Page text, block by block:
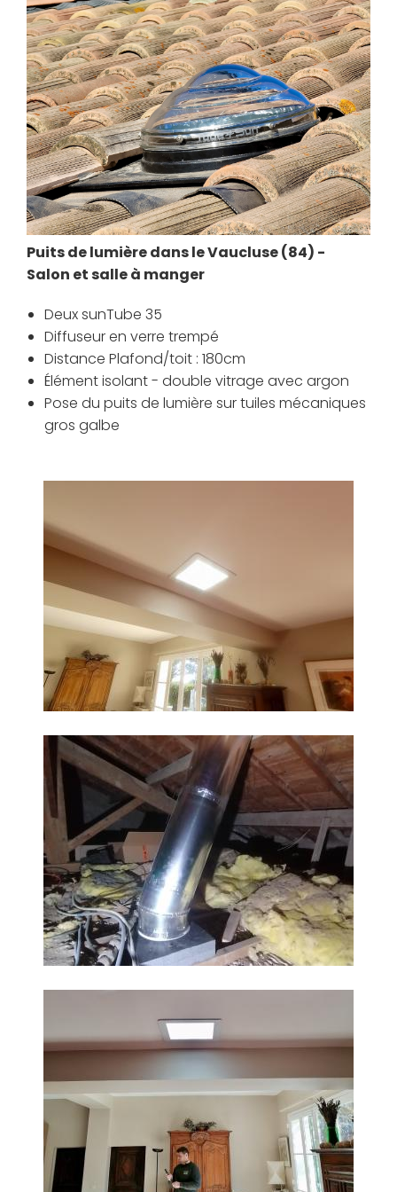
Puits de lumière dans le Vaucluse (84) -
Salon et salle à manger
Deux sunTube 35
Diffuseur en verre trempé
Distance Plafond/toit : 180cm
Élément isolant - double vitrage avec argon
Pose du puits de lumière sur tuiles mécaniques
gros galbe